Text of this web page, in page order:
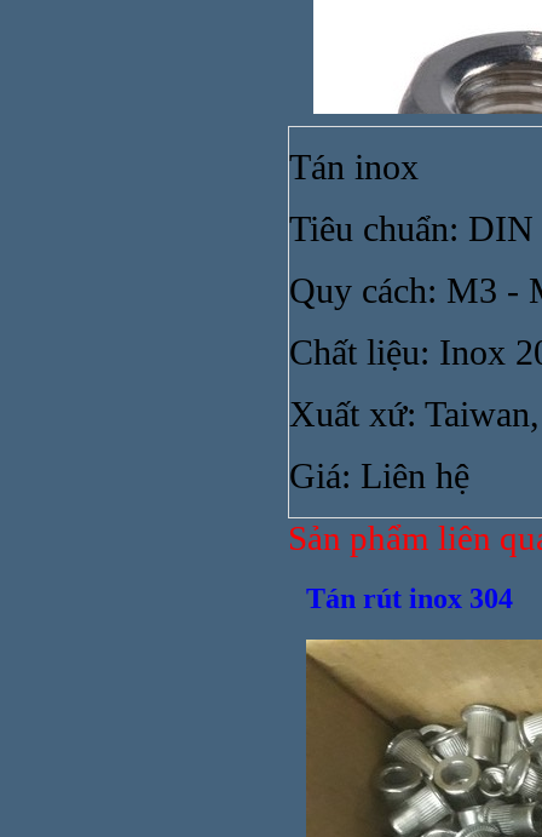
Ống
Tán inox
Tiêu chuẩn:
Quy cách: M3 -
Chất liệu: Inox
Xuất xứ:
Giá: Liên hệ
Sản phẩm liên
Tán rút inox 304